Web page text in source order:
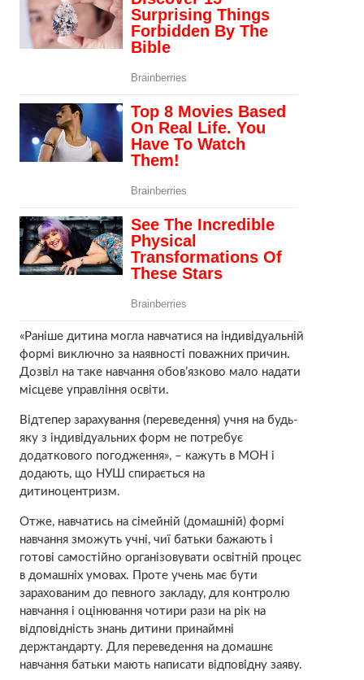
«Раніше дитина могла навчатися на індивідуальній
формі виключно за наявності поважних причин.
Дозвіл на таке навчання обов’язково мало надати
місцеве управління освіти.
Відтепер зарахування (переведення) учня на будь-
яку з індивідуальних форм не потребує
додаткового погодження», – кажуть в МОН і
додають, що НУШ спирається на
дитиноцентризм.
Отже, навчатись на сімейній (домашній) формі
навчання зможуть учні, чиї батьки бажають і
готові самостійно організовувати освітній процес
в домашніх умовах. Проте учень має бути
зарахованим до певного закладу, для контролю
навчання і оцінювання чотири рази на рік на
відповідність знань дитини принаймні
держтандарту. Для переведення на домашнє
навчання батьки мають написати відповідну заяву.